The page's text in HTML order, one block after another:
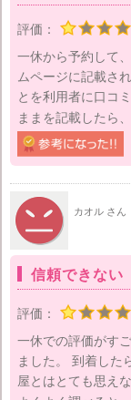
評価：
一休から予約して
ムページに記載さ
とを利用者に口コ
ままを記載したら
カオル さん
信頼できない
評価：
一休での評価がす
ました。 到着した
屋とはとても思え